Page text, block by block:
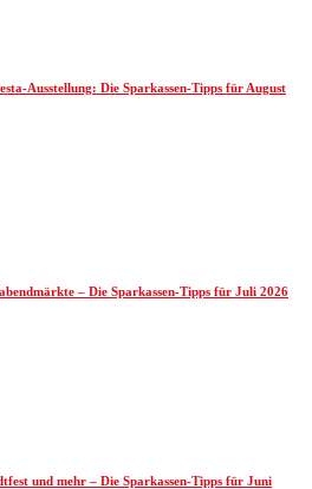
Ausstellung: Die Sparkassen-Tipps für August
– Die Sparkassen-Tipps für Juli 2026
und mehr – Die Sparkassen-Tipps für Juni